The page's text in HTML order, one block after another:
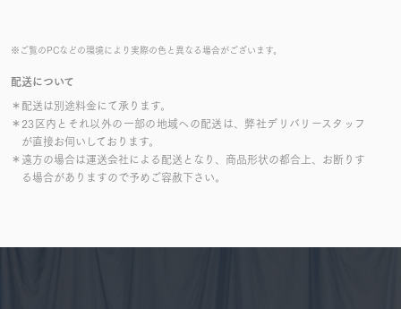
※ご覧のPCなどの環境により実際の色と異なる場合がございます。
配送について
＊配送は別途料金にて承ります。
＊23区内とそれ以外の一部の地域への配送は、弊社デリバリースタッフ
が直接お伺いしております。
＊遠方の場合は運送会社による配送となり、商品形状の都合上、お断りす
る場合がありますので予めご容赦下さい。